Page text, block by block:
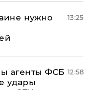
нужно
13:25
агенты ФСБ
удары
12:58